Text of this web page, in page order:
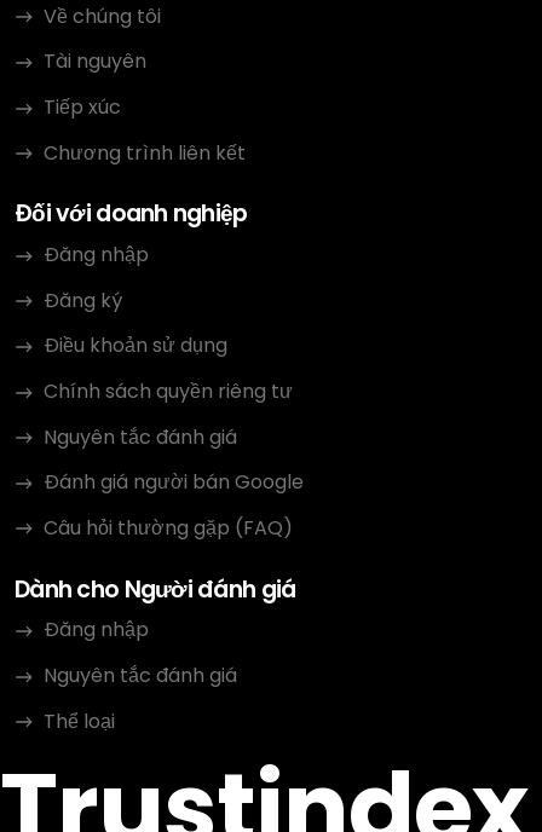
Về chúng tôi
Tài nguyên
Tiếp xúc
Chương trình liên kết
Đối với doanh nghiệp
Đăng nhập
Đăng ký
Điều khoản sử dụng
Chính sách quyền riêng tư
Nguyên tắc đánh giá
Đánh giá người bán Google
Câu hỏi thường gặp (FAQ)
Dành cho Người đánh giá
Đăng nhập
Nguyên tắc đánh giá
Thể loại